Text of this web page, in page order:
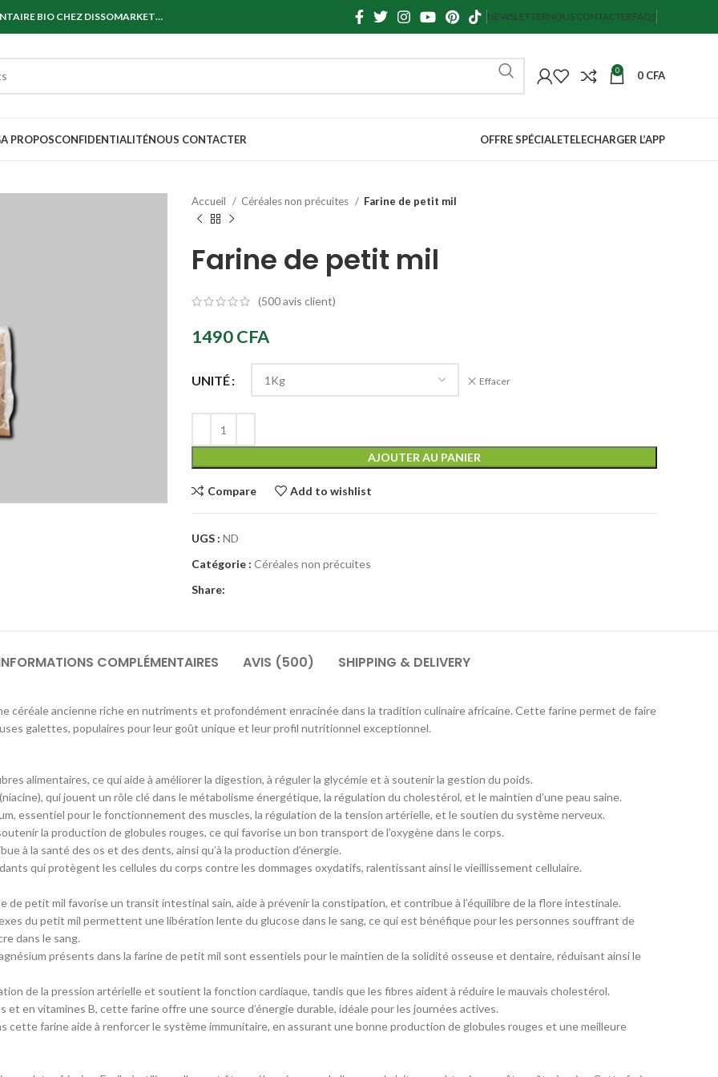
BIO CHEZ DISSOMARKET… NEWSLETTERNOUS CONTACTERFAQS
0 0 CFA
A PROPOSCONFIDENTIALITÉNOUS CONTACTER OFFRE SPÉCIALETELECHARGER L’APP
Accueil Céréales non précuites Farine de petit mil
Farine de petit mil
(500avis client)
1490CFA
UNITÉ Effacer
AJOUTER AU PANIER
Compare Add to wishlist
UGS : ND
Catégorie : Céréales non précuites
Share:
COMPLÉMENTAIRES AVIS (500) SHIPPING & DELIVERY
céréale ancienne riche en nutriments et profondément enracinée dans la tradition culinaire africaine. Cette farine permet de faire
galettes, populaires pour leur goût unique et leur profil nutritionnel exceptionnel.
alimentaires, ce qui aide à améliorer la digestion, à réguler la glycémie et à soutenir la gestion du poids.
qui jouent un rôle clé dans le métabolisme énergétique, la régulation du cholestérol, et le maintien d’une peau saine.
essentiel pour le fonctionnement des muscles, la régulation de la tension artérielle, et le soutien du système nerveux.
la production de globules rouges, ce qui favorise un bon transport de l’oxygène dans le corps.
à la santé des os et des dents, ainsi qu’à la production d’énergie.
qui protègent les cellules du corps contre les dommages oxydatifs, ralentissant ainsi le vieillissement cellulaire.
de petit mil favorise un transit intestinal sain, aide à prévenir la constipation, et contribue à l’équilibre de la flore intestinale.
du petit mil permettent une libération lente du glucose dans le sang, ce qui est bénéfique pour les personnes souffrant de
dans le sang.
présents dans la farine de petit mil sont essentiels pour le maintien de la solidité osseuse et dentaire, réduisant ainsi le
de la pression artérielle et soutient la fonction cardiaque, tandis que les fibres aident à réduire le mauvais cholestérol.
et en vitamines B, cette farine offre une source d’énergie durable, idéale pour les journées actives.
cette farine aide à renforcer le système immunitaire, en assurant une bonne production de globules rouges et une meilleure